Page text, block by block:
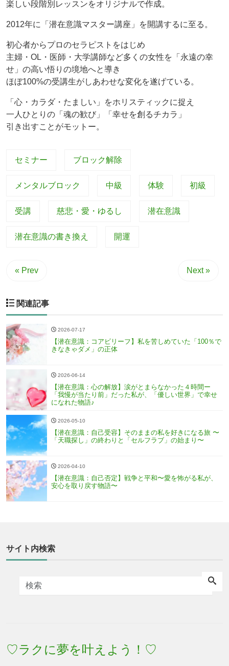
楽しい段階別レッスンをオリジナルで作成。
2012年に「潜在意識マスター講座」を開講するに至る。
初心者からプロのセラピストをはじめ
主婦・OL・医師・大学講師など多くの女性を「永遠の幸
せ」の高い悟りの境地へと導き
ほぼ100%の受講生がしあわせな変化を遂げている。
「心・カラダ・たましい」をホリスティックに捉え
一人ひとりの「魂の歓び」「幸せを創るチカラ」
引き出すことがモットー。
セミナー ブロック解除
メンタルブロック 中級 体験 初級
受講 慈悲・愛・ゆるし 潜在意識
潜在意識の書き換え 開運
« Prev Next »
関連記事
2026-07-17
【潜在意識：コアビリーフ】私を苦しめていた「100％で
きなきゃダメ」の正体
2026-06-14
【潜在意識：心の解放】涙がとまらなかった４時間ー
「我慢が当たり前」だった私が、「優しい世界」で幸せ
になれた物語♪
2026-05-10
【潜在意識：自己受容】そのままの私を好きになる旅 〜
「天職探し」の終わりと「セルフラブ」の始まり〜
2026-04-10
【潜在意識：自己否定】戦争と平和〜愛を怖がる私が、
安心を取り戻す物語〜
サイト内検索
♡ラクに夢を叶えよう！♡